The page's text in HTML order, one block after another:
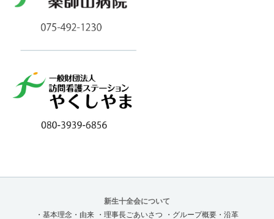
新生十全会について
・基本理念・由来
・理事長ごあいさつ ・グループ概要・沿革